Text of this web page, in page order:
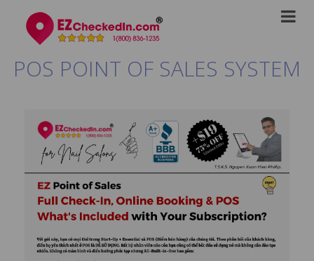
POS POINT OF SALES SYSTEM